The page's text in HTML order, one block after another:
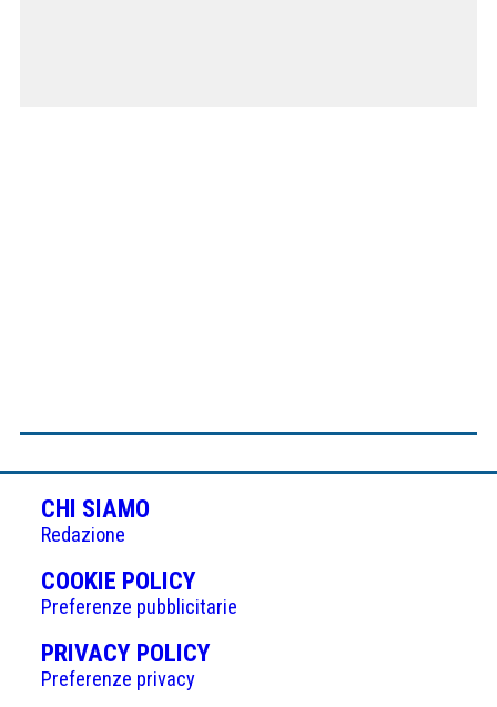
CHI SIAMO
Redazione
COOKIE POLICY(APRE
IN
UNA
NUOVA
Preferenze pubblicitarie
PRIVACY POLICY(APRE
Preferenze privacy